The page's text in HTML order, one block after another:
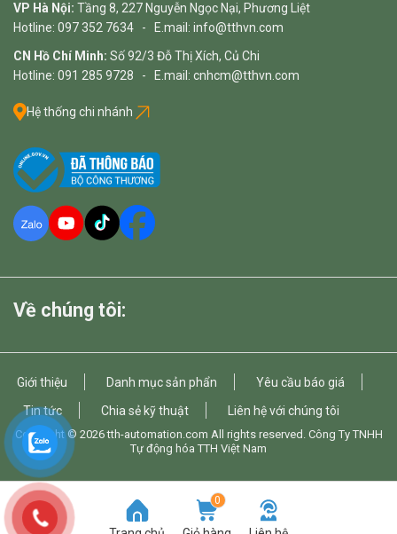
VP Hà Nội: Tầng 8, 227 Nguyễn Ngọc Nại, Phương Liệt
Hotline: 097 352 7634 - E.mail: info@tthvn.com
CN Hồ Chí Minh: Số 92/3 Đỗ Thị Xích, Củ Chi
Hotline: 091 285 9728 - E.mail: cnhcm@tthvn.com
Hệ thống chi nhánh
Về chúng tôi:
Giới thiệu Danh mục sản phẩn
Yêu cầu báo giá
Tin tức
Chia sẻ kỹ thuật Liên hệ với chúng tôi
Copyright © 2026tth-automation.com All rights reserved. Công Ty TNHH
Tự động hóa TTH Việt Nam
0